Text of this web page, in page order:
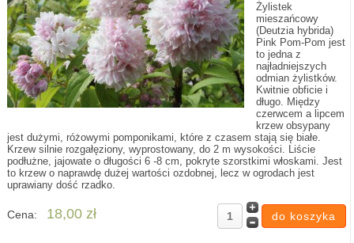
Żylistek
mieszańcowy
(Deutzia hybrida)
Pink Pom-Pom jest
to jedna z
najładniejszych
odmian żylistków.
Kwitnie obficie i
długo. Między
czerwcem a lipcem
krzew obsypany
jest dużymi, różowymi pomponikami, które z czasem stają się białe.
Krzew silnie rozgałęziony, wyprostowany, do 2 m wysokości. Liście
podłużne, jajowate o długości 6 -8 cm, pokryte szorstkimi włoskami. Jest
to krzew o naprawdę dużej wartości ozdobnej, lecz w ogrodach jest
uprawiany dość rzadko.
Cena: 18,00 zł